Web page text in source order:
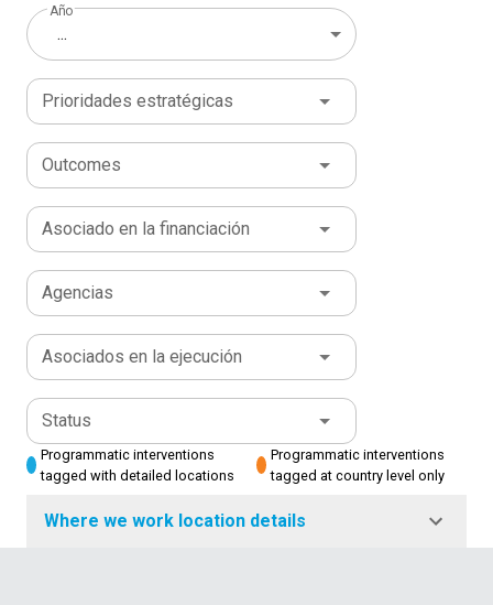
Año
...
Prioridades estratégicas
Outcomes
Asociado en la financiación
Agencias
Asociados en la ejecución
Status
Programmatic interventions
tagged with detailed locations
Programmatic interventions
tagged at country level only
Where we work location details